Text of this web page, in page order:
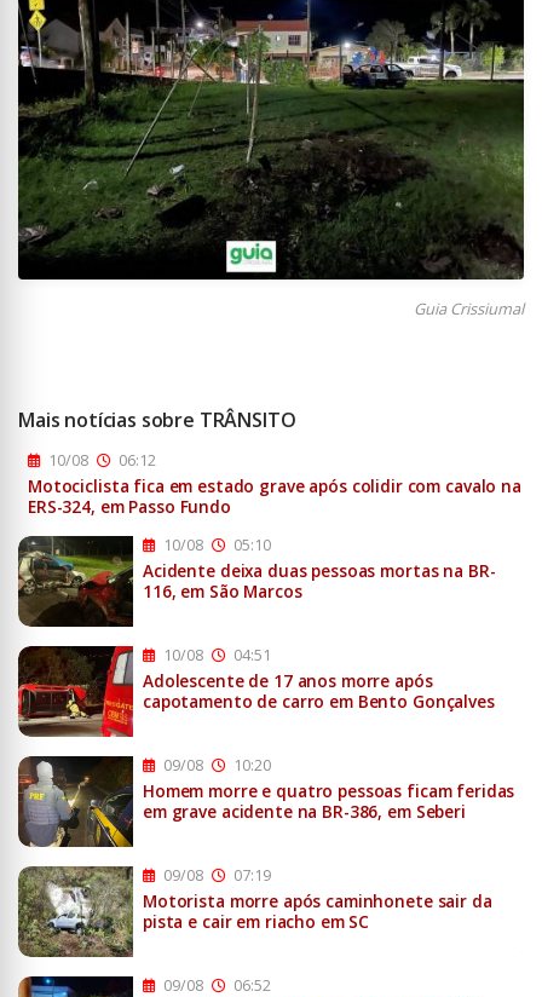
Guia Crissiumal
Mais notícias sobre TRÂNSITO
10/08 06:12
Motociclista fica em estado grave após colidir com cavalo na
ERS-324, em Passo Fundo
10/08 05:10
Acidente deixa duas pessoas mortas na BR-
116, em São Marcos
10/08 04:51
Adolescente de 17 anos morre após
capotamento de carro em Bento Gonçalves
09/08 10:20
Homem morre e quatro pessoas ficam feridas
em grave acidente na BR-386, em Seberi
09/08 07:19
Motorista morre após caminhonete sair da
pista e cair em riacho em SC
09/08 06:52